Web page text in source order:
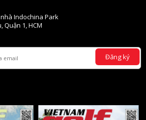
nhà Indochina Park
Quận 1, HCM
Đăng ký